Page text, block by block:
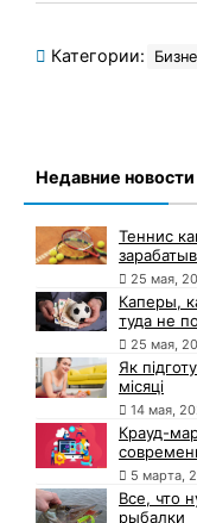
Категории:
Недавние новости
Теннис
25 мая,
Каперы,
туда не
25 мая,
Як
місяці
14 мая,
Крауд-
5 марта,
Все, что
рыбалки